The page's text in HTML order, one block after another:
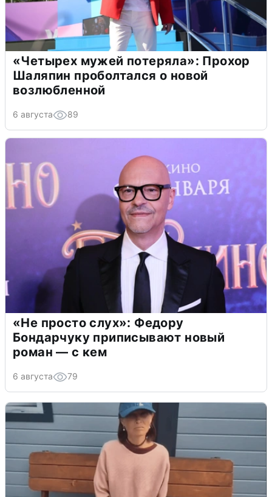
«Четырех мужей потеряла»: Прохор
Шаляпин проболтался о новой
возлюбленной
6 августа 89
«Не просто слух»: Федору
Бондарчуку приписывают новый
роман — с кем
6 августа 79